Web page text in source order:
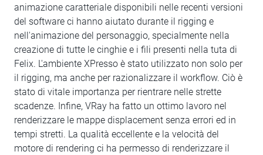
animazione caratteriale disponibili nelle recenti versioni
del software ci hanno aiutato durante il rigging e
nell'animazione del personaggio, specialmente nella
creazione di tutte le cinghie e i fili presenti nella tuta di
Felix. L'ambiente XPresso è stato utilizzato non solo per
il rigging, ma anche per razionalizzare il workflow. Ciò è
stato di vitale importanza per rientrare nelle strette
scadenze. Infine, VRay ha fatto un ottimo lavoro nel
renderizzare le mappe displacement senza errori ed in
tempi stretti. La qualità eccellente e la velocità del
motore di rendering ci ha permesso di renderizzare il